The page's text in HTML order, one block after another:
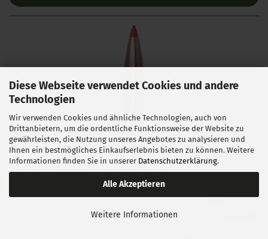
Diese Webseite verwendet Cookies und andere
Technologien
Wir verwenden Cookies und ähnliche Technologien, auch von
Drittanbietern, um die ordentliche Funktionsweise der Website zu
gewährleisten, die Nutzung unseres Angebotes zu analysieren und
Ihnen ein bestmögliches Einkaufserlebnis bieten zu können. Weitere
Informationen finden Sie in unserer Datenschutzerklärung.
Alle Akzeptieren
Weitere Informationen
Hornady .243 ELD Match 108 gr 100 Stück